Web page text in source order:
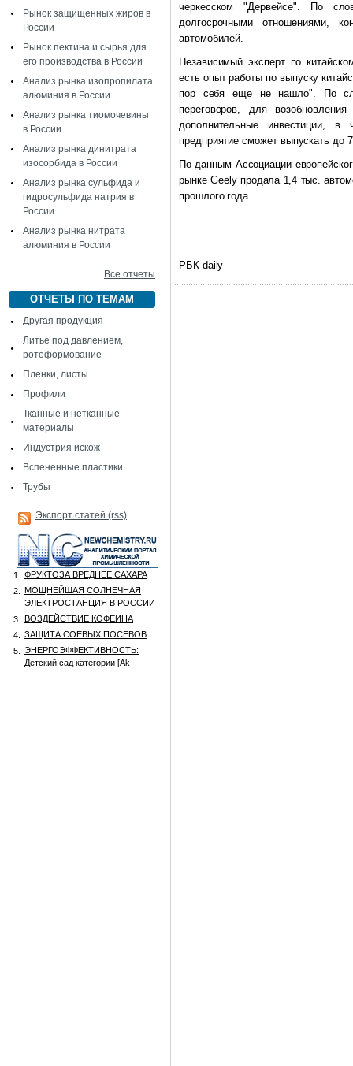
Рынок защищенных жиров в
России
Рынок пектина и сырья для
его производства в России
Анализ рынка изопропилата
алюминия в России
Анализ рынка тиомочевины
в России
Анализ рынка динитрата
изосорбида в России
Анализ рынка сульфида и
гидросульфида натрия в
России
Анализ рынка нитрата
алюминия в России
Все отчеты
ОТЧЕТЫ ПО ТЕМАМ
Другая продукция
Литье под давлением,
ротоформование
Пленки, листы
Профили
Тканные и нетканные
материалы
Индустрия искож
Вспененные пластики
Трубы
Экспорт статей (rss)
1.
ФРУКТОЗА ВРЕДНЕЕ САХАРА
2.
МОЩНЕЙШАЯ СОЛНЕЧНАЯ
ЭЛЕКТРОСТАНЦИЯ В РОССИИ
3.
ВОЗДЕЙСТВИЕ КОФЕИНА
4.
ЗАЩИТА СОЕВЫХ ПОСЕВОВ
5.
ЭНЕРГОЭФФЕКТИВНОСТЬ:
Детский сад категории [Аk
черкесском "Дервейсе". По
долгосрочными отношениями,
автомобилей.
Независимый эксперт по
есть опыт работы по выпуску
пор себя еще не нашло". По
переговоров, для
дополнительные инвестиции,
предприятие сможет выпускать до
По данным Ассоциации
рынке Geely продала 1,4 тыс.
прошлого года.
РБК daily